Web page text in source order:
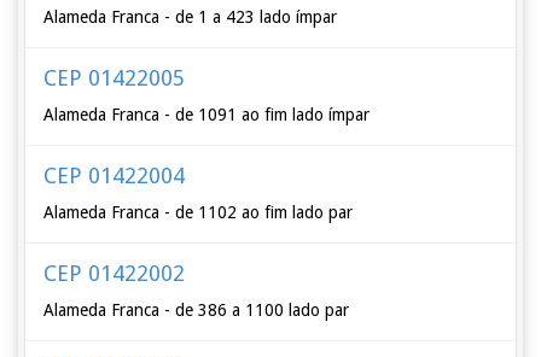
Alameda Franca - de 1 a 423 lado ímpar
CEP 01422005
Alameda Franca - de 1091 ao fim lado ímpar
CEP 01422004
Alameda Franca - de 1102 ao fim lado par
CEP 01422002
Alameda Franca - de 386 a 1100 lado par